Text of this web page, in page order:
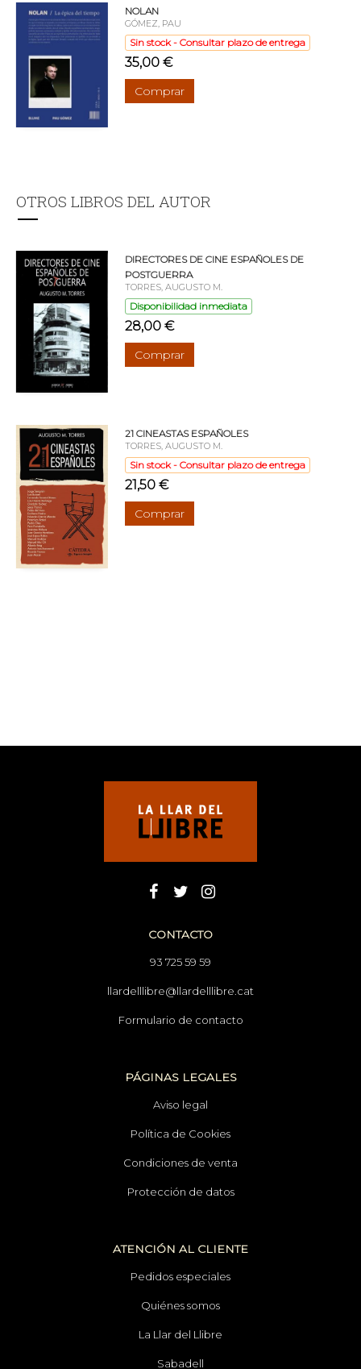
NOLAN
GÓMEZ, PAU
Sin stock - Consultar plazo de entrega
35,00 €
Comprar
OTROS LIBROS DEL AUTOR
DIRECTORES DE CINE ESPAÑOLES DE
POSTGUERRA
TORRES, AUGUSTO M.
Disponibilidad inmediata
28,00 €
Comprar
21 CINEASTAS ESPAÑOLES
TORRES, AUGUSTO M.
Sin stock - Consultar plazo de entrega
21,50 €
Comprar
CONTACTO
93 725 59 59
llardelllibre@llardelllibre.cat
Formulario de contacto
PÁGINAS LEGALES
Aviso legal
Política de Cookies
Condiciones de venta
Protección de datos
ATENCIÓN AL CLIENTE
Pedidos especiales
Quiénes somos
La Llar del Llibre
Sabadell